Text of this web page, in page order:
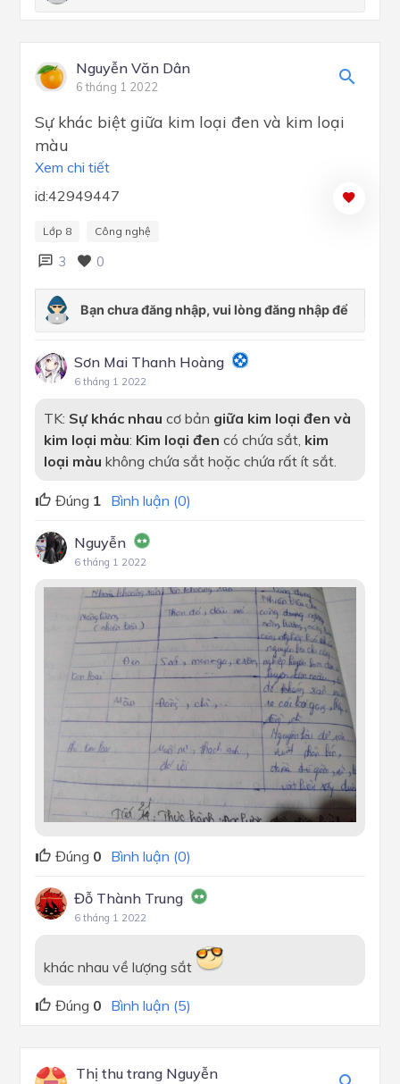
Nguyễn Văn Dân
6 tháng 1 2022
Sự khác biệt giữa kim loại đen và kim loại
màu
Xem chi tiết
id:42949447
Lớp 8 Công nghệ
3 0
Sơn Mai Thanh Hoàng
6 tháng 1 2022
TK: Sự khác nhau cơ bản giữa kim loại đen và
kim loại màu: Kim loại đen có chứa sắt, kim
loại màu không chứa sắt hoặc chứa rất ít sắt.
Đúng 1 Bình luận (0)
Nguyễn
6 tháng 1 2022
Đúng 0 Bình luận (0)
Đỗ Thành Trung
6 tháng 1 2022
khác nhau về lượng sắt
Đúng 0 Bình luận (5)
Thị thu trang Nguyễn